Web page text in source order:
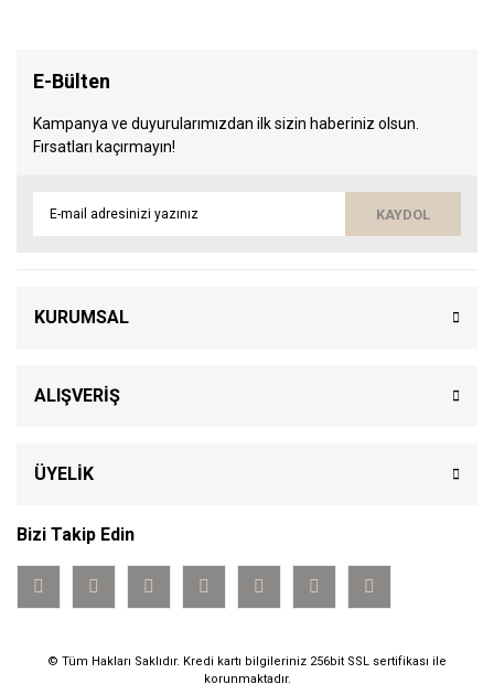
E-Bülten
Kampanya ve duyurularımızdan ilk sizin haberiniz olsun.
Fırsatları kaçırmayın!
KAYDOL
KURUMSAL
ALIŞVERİŞ
ÜYELİK
Bizi Takip Edin
© Tüm Hakları Saklıdır. Kredi kartı bilgileriniz 256bit SSL sertifikası ile
korunmaktadır.